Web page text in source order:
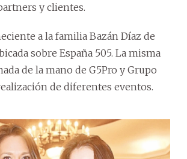
y clientes.
a la familia Bazán Díaz de
sobre España 505. La misma
de la mano de G5Pro y Grupo
de diferentes eventos.